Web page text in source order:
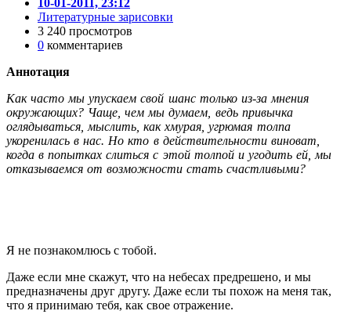
Литературные зарисовки
3 240 просмотров
0 комментариев
Аннотация
Как часто мы упускаем свой шанс только из-за мнения
окружающих? Чаще, чем мы думаем, ведь привычка
оглядываться, мыслить, как хмурая, угрюмая толпа
укоренилась в нас. Но кто в действительности виноват,
когда в попытках слиться с этой толпой и угодить ей, мы
отказываемся от возможности стать счастливыми?
Я не познакомлюсь с тобой.
Даже если мне скажут, что на небесах предрешено, и мы
предназначены друг другу. Даже если ты похож на меня так,
что я принимаю тебя, как свое отражение.